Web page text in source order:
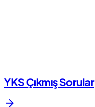
YKS Çıkmış Sorular